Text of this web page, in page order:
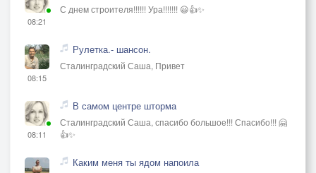
08:21
С днем строителя!!!!!! Ура!!!!!!! 😃👍✨
08:15
Рулетка.- шансон.
Сталинградский Саша, Привет
08:11
В самом центре шторма
Сталинградский Саша, спасибо большое!!! Спасибо!!! 🤗
👍✨
Каким меня ты ядом напоила